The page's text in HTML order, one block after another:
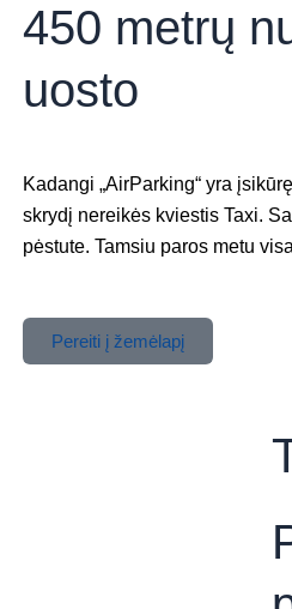
450 metrų
uosto
Kadangi „AirParking“ yra
skrydį nereikės kviestis Taxi.
pėstute. Tamsiu paros metu
Pereiti į žemėlapį